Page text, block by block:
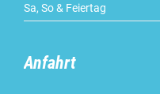
Sa, So & Feiertag
Anfahrt